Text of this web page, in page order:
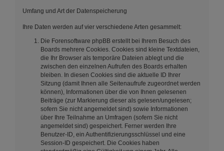
Umfang und Art der Datenspeicherung
Ihre Daten werden auf vier verschiedene Arten gesammelt:
Die Forensoftware phpBB erstellt bei Ihrem Besuch des
Boards mehrere Cookies. Cookies sind kleine Textdateien,
die Ihr Browser als temporäre Dateien ablegt und die
zwischen den einzelnen Aufrufen des Boards erhalten
bleiben. In diesen Cookies sind die aktuelle ID Ihrer
Sitzung (damit Ihnen alle Seitenaufrufe zugeordnet werden
können), Informationen über die von Ihnen gelesenen
Beiträge (zur Markierung dieser als gelesen/ungelesen;
sofern Sie nicht angemeldet sind) sowie Informationen
über Ihre Teilnahme an Umfragen (sofern Sie nicht
angemeldet sind) gespeichert. Ferner werden Ihre
Benutzer-ID, ein Authentifizierungsschlüssel und eine
Session-ID gespeichert. Die Cookies haben